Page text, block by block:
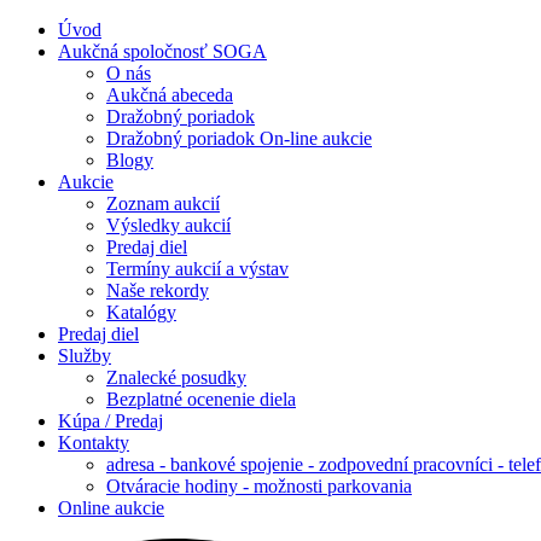
Úvod
Aukčná spoločnosť SOGA
O nás
Aukčná abeceda
Dražobný poriadok
Dražobný poriadok On-line aukcie
Blogy
Aukcie
Zoznam aukcií
Výsledky aukcií
Predaj diel
Termíny aukcií a výstav
Naše rekordy
Katalógy
Predaj diel
Služby
Znalecké posudky
Bezplatné ocenenie diela
Kúpa / Predaj
Kontakty
adresa - bankové spojenie - zodpovední pracovníci -
Otváracie hodiny - možnosti parkovania
Online aukcie